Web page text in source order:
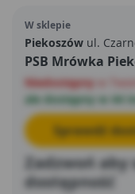
poziomowania
remontu łazienki,
pomieszczeń
wykańczanych
W sklepie
Piekoszów ul.
PSB Mrówka
Niedostępny
ale dostępny w 44
Sprawdź
Zadzwoń aby
dostępność